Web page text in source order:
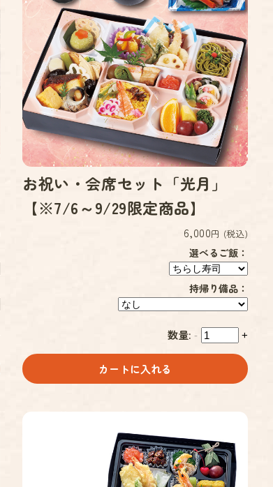
お祝い・会席セット「光月」
【※7/6～9/29限定商品】
6,000円 (税込)
選べるご飯：
持帰り備品：
数量: - +
カートに入れる